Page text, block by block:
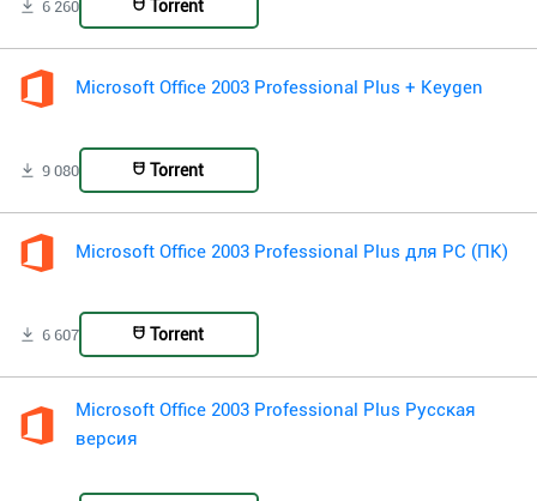
6 260 Torrent
Microsoft Office 2003 Professional Plus + Keygen
9 080 Torrent
Microsoft Office 2003 Professional Plus для PC (ПК)
6 607 Torrent
Microsoft Office 2003 Professional Plus Русская
версия